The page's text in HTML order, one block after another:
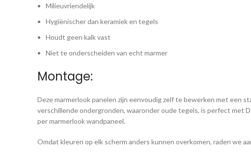
Milieuvriendelijk
Hygiënischer dan keramiek en tegels
Houdt geen kalk vast
Niet te onderscheiden van echt marmer
Montage:
Deze marmerlook panelen zijn eenvoudig zelf te bewerken met een
verschillende ondergronden, waaronder oude tegels, is perfect met
per marmerlook wandpaneel.
Omdat kleuren op elk scherm anders kunnen overkomen, raden we